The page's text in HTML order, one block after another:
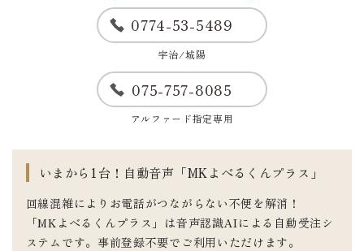
0774-53-5489
宇治/城陽
075-757-8085
アルファード指定専用
いまから1台！自動音声「MKよべるくんプラス」
回線混雑によりお電話がつながらない不便を解消！
「MKよべるくんプラス」は音声認識AIによる自動受注シ
ステムです。事前登録不要でご利用いただけます。